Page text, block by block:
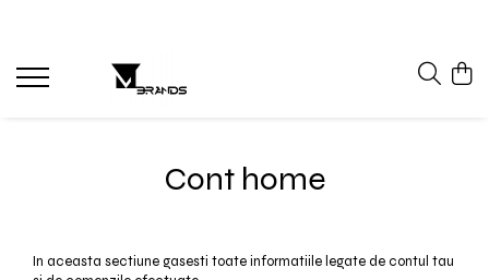
Cont home
In aceasta sectiune gasesti toate informatiile legate de contul tau